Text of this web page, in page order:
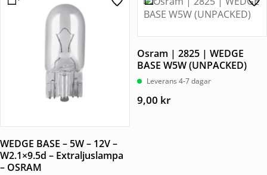
WEDGE BASE – 5W – 12V –
W2.1×9.5d – Extraljuslampa
– OSRAM
Osram | 2825 | WEDGE
BASE W5W (UNPACKED)
Leverans 4-7 dagar
9,00 kr